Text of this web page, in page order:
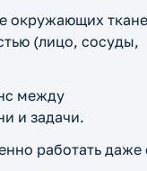
окружающих
(лицо, сосуды,
между
и задачи.
работать даже